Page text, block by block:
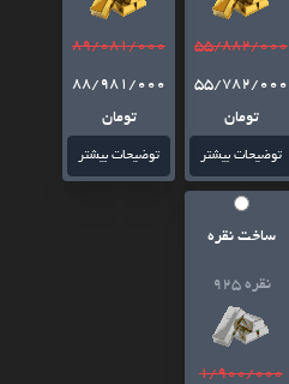
55/882/000
55/782/000
تومان
توضیحات بیشتر
89/081/000
88/981/000
تومان
توضیحات بیشتر
ساخت نقره
نقره 925
1/900/000